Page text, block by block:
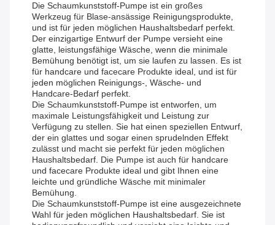
Die Schaumkunststoff-Pumpe ist ein großes
Werkzeug für Blase-ansässige Reinigungsprodukte,
und ist für jeden möglichen Haushaltsbedarf perfekt.
Der einzigartige Entwurf der Pumpe versieht eine
glatte, leistungsfähige Wäsche, wenn die minimale
Bemühung benötigt ist, um sie laufen zu lassen. Es ist
für handcare und facecare Produkte ideal, und ist für
jeden möglichen Reinigungs-, Wäsche- und
Handcare-Bedarf perfekt.
Die Schaumkunststoff-Pumpe ist entworfen, um
maximale Leistungsfähigkeit und Leistung zur
Verfügung zu stellen. Sie hat einen speziellen Entwurf,
der ein glattes und sogar einen sprudelnden Effekt
zulässt und macht sie perfekt für jeden möglichen
Haushaltsbedarf. Die Pumpe ist auch für handcare
und facecare Produkte ideal und gibt Ihnen eine
leichte und gründliche Wäsche mit minimaler
Bemühung.
Die Schaumkunststoff-Pumpe ist eine ausgezeichnete
Wahl für jeden möglichen Haushaltsbedarf. Sie ist